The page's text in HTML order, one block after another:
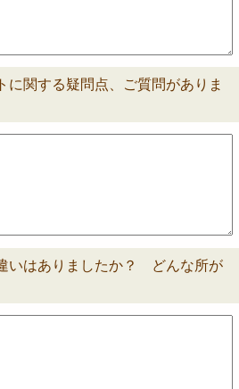
に関する疑問点、ご質問がありま
いはありましたか？ どんな所が